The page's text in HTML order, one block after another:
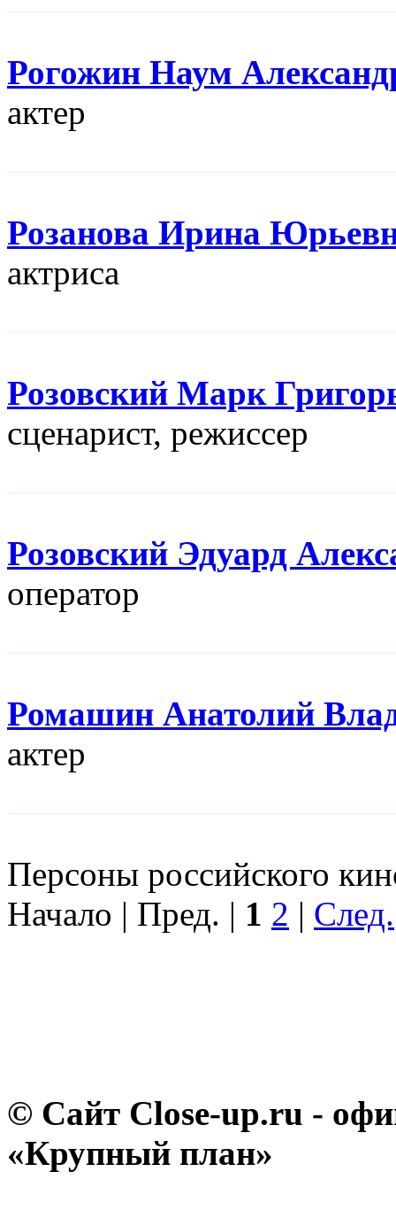
Рогожин Наум
актер
Розанова Ирина
актриса
Розовский Марк
сценарист, режисcер
Розовский Эдуард
оператор
Ромашин Анатолий
актер
Персоны российского
Начало | Пред. | 1 2 | След.
© Сайт Close-up.ru -
«Крупный план»